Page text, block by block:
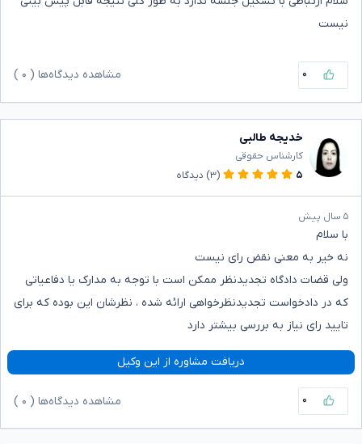
نیست
۰ مشاهده دیدگاه‌ها ( ۰
خدیجه طالبی
کارشناس حقوقی
۵
(۳) دیدگاه
۵ سال پیش
با سلام
نه خیر به معنی نقض رای نیست
ولی قضات دادگاه تجدیدنظر ممکن است با توجه به مدارک یا دفاعیاتی
که در دادخواست تجدیدنظرخواهی ارائه شده ، نظرشان این بوده که برای
تایید رای نیاز به بررسی بیشتر دارد
دریافت مشاوره از این وکیل
۰ مشاهده دیدگاه‌ها ( ۰